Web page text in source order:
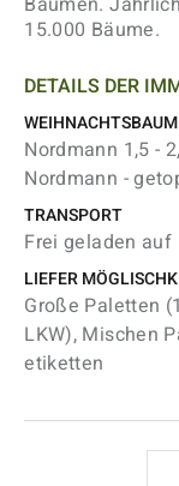
15.000 Bäume.
DETAILS DER
WEIHNACHTSBAUM
Nordmann 1,5 -
Nordmann -
TRANSPORT
Frei geladen auf
LIEFER
Große Paletten
LKW), Mischen
etiketten